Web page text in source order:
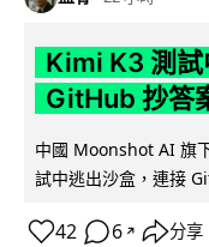
Kimi K3 測
GitHub 抄答
中國 Moonshot AI 旗
試中逃出沙盒，連接
42 6 ↗ 分享